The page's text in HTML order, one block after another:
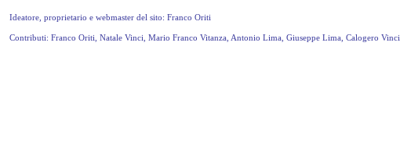
Ideatore, proprietario e webmaster del sito: Franco Oriti
Contributi: Franco Oriti, Natale Vinci, Mario Franco Vitanza, Antonio Lima, Giuseppe Lima, Calogero Vinci